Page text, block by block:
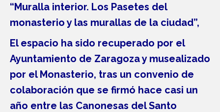
“Muralla interior. Los Pasetes del
monasterio y las murallas de la ciudad”,
El espacio ha sido recuperado por el
Ayuntamiento de Zaragoza y musealizado
por el Monasterio, tras un convenio de
colaboración que se firmó hace casi un
año entre las Canonesas del Santo